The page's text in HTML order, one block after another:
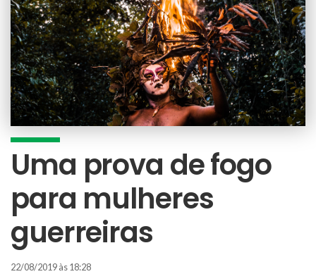
Uma prova de fogo
para mulheres
guerreiras
22/08/2019 às 18:28